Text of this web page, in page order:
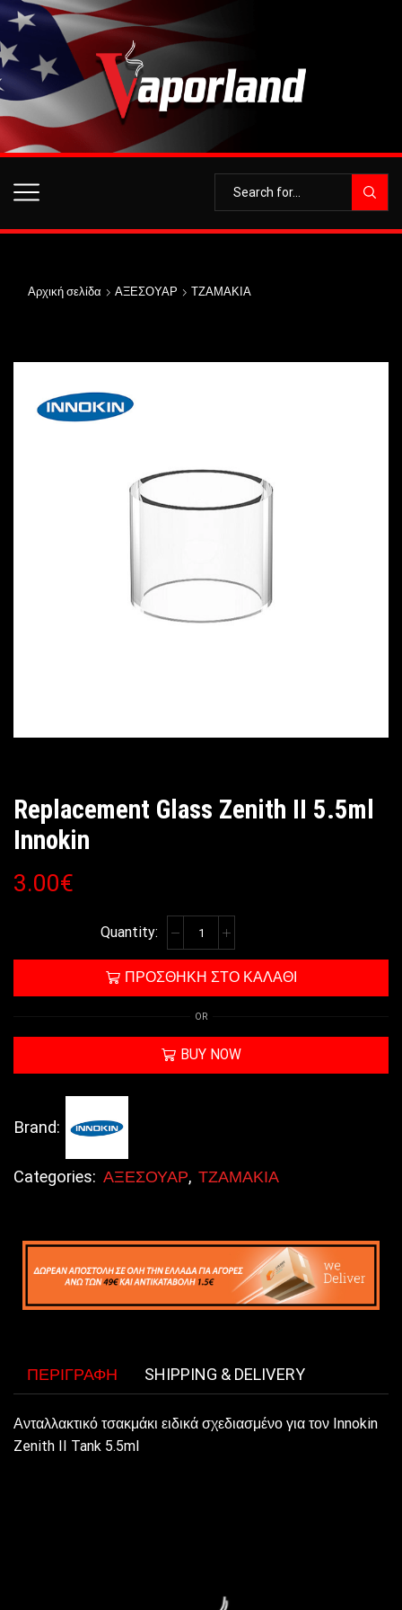
Αρχική σελίδα ΑΞΕΣΟΥΑΡ ΤΖΑΜΑΚΙΑ
Replacement Glass Zenith II 5.5ml
Innokin
3.00€
ΠΡΟΣΘΉΚΗ ΣΤΟ ΚΑΛΆΘΙ
OR
BUY NOW
Brand:
Categories: ΑΞΕΣΟΥΑΡ, ΤΖΑΜΑΚΙΑ
ΠΕΡΙΓΡΑΦΉ SHIPPING & DELIVERY
Ανταλλακτικό τσακμάκι ειδικά σχεδιασμένο για τον Innokin
Zenith II Tank 5.5ml